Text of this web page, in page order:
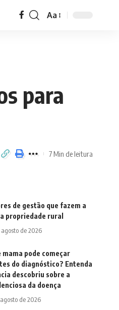
Font
Aa
para
7 Min de leitura
de gestão que fazem a
propriedade rural
de 2026
mama pode começar
do diagnóstico? Entenda
descobriu sobre a
da doença
de 2026